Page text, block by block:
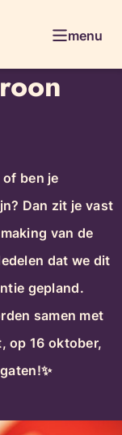
menu
ben je
Dan zit je vast
van de
dat we dit
gepland.
samen met
op 16 oktober,